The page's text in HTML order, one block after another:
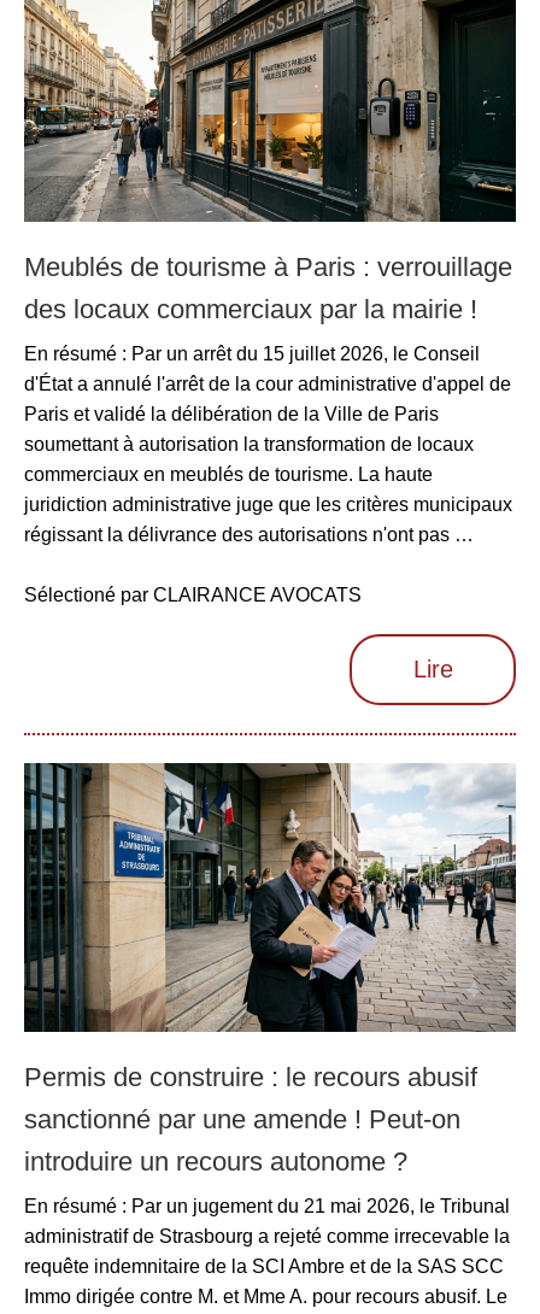
Meublés de tourisme à Paris : verrouillage
des locaux commerciaux par la mairie !
En résumé : Par un arrêt du 15 juillet 2026, le Conseil
d'État a annulé l'arrêt de la cour administrative d'appel de
Paris et validé la délibération de la Ville de Paris
soumettant à autorisation la transformation de locaux
commerciaux en meublés de tourisme. La haute
juridiction administrative juge que les critères municipaux
régissant la délivrance des autorisations n'ont pas …
Sélectioné par CLAIRANCE AVOCATS
Lire
Permis de construire : le recours abusif
sanctionné par une amende ! Peut-on
introduire un recours autonome ?
En résumé : Par un jugement du 21 mai 2026, le Tribunal
administratif de Strasbourg a rejeté comme irrecevable la
requête indemnitaire de la SCI Ambre et de la SAS SCC
Immo dirigée contre M. et Mme A. pour recours abusif. Le